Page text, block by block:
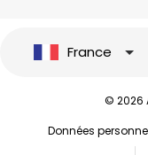
France
© 2026
Données